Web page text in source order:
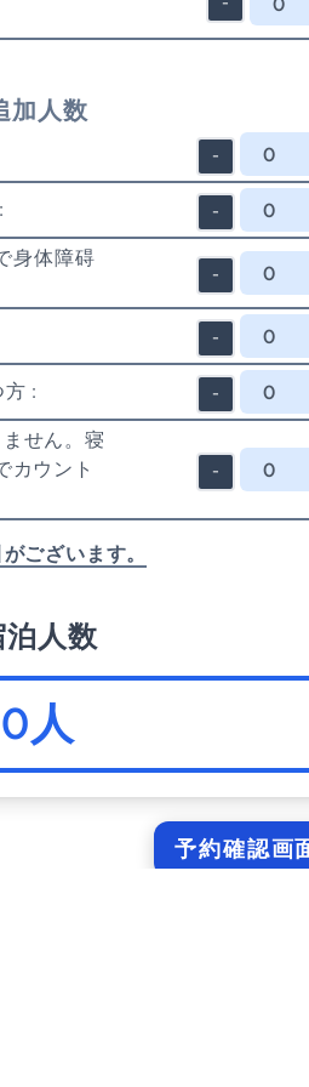
加人数
-
-
身体障碍
-
-
: -
せん。寝
カウント
-
ございます。
泊人数
0人
予約確認画